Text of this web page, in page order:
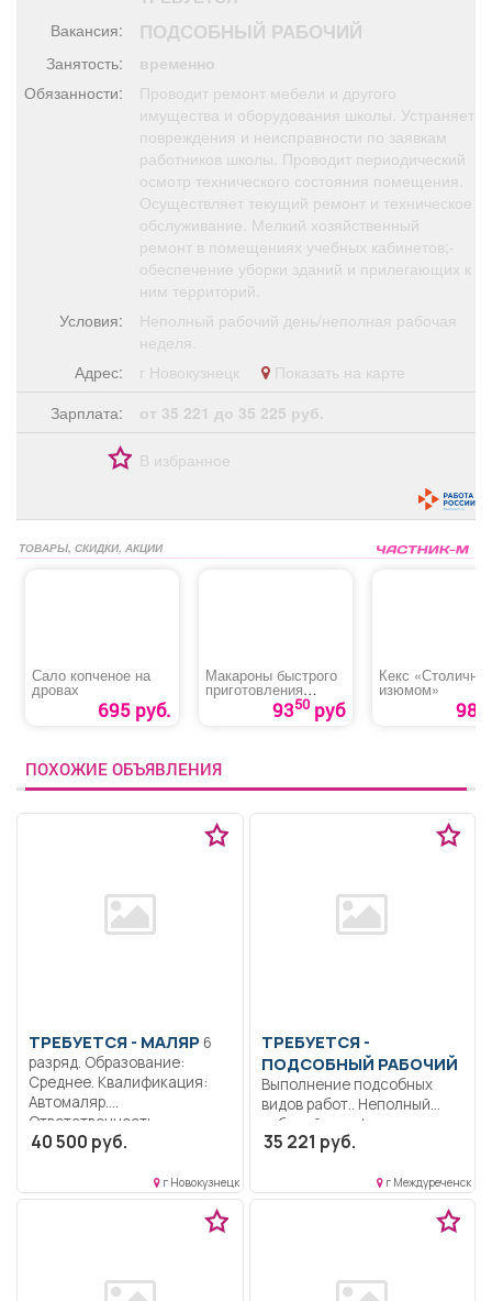
Поздравления Погода
Я - пенсионер
Вакансия: ПОДСОБНЫЙ РАБОЧИЙ
Занятость:
временно
Обязанности:
Проводит ремонт мебели и другого
имущества и оборудования школы. Устраняет
повреждения и неисправности по заявкам
работников школы. Проводит периодический
осмотр технического состояния помещения.
Осуществляет текущий ремонт и техническое
обслуживание. Мелкий хозяйственный
ремонт в помещениях учебных кабинетов;-
обеспечение уборки зданий и прилегающих к
ним территорий.
Условия:
Неполный рабочий день/неполная рабочая
неделя.
Адрес:
г Новокузнецк
Показать на карте
Зарплата:
от 35 221 до 35 225 руб.
В избранное
ТОВАРЫ, СКИДКИ, АКЦИИ
Сало копченое на
дровах
695 руб.
Макароны быстрого
приготовления
«Spiral Pasta»
9350руб
Кекс
изюмом»
98
ПОХОЖИЕ ОБЪЯВЛЕНИЯ
ТРЕБУЕТСЯ - МАЛЯР
разряд. Образование:
Среднее. Квалификация:
Автомаляр.
Ответственность..
Выполнение работы по
40 500 руб.
г Новокузнецк
ТРЕБУЕТСЯ -
ПОДСОБНЫЙ РАБОЧИЙ
Выполнение подсобных
видов работ.. Неполный
рабочий день/неполная
рабочая неделя..
35 221 руб.
г Междуреченск